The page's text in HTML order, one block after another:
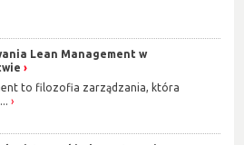
Lean Management w
to filozofia zarządzania, która